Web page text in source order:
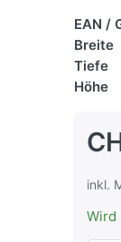
EAN /
Breite
Tiefe
Höhe
inkl.
Wird